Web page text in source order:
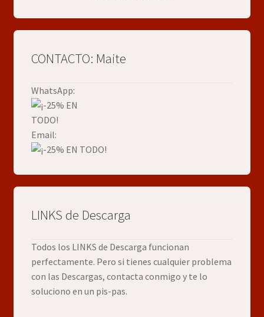
CONTACTO: Maite
WhatsApp:
Email:
LINKS de Descarga
Todos los LINKS de Descarga funcionan
perfectamente. Pero si tienes cualquier problema
con las Descargas, contacta conmigo y te lo
soluciono en un pis-pas.